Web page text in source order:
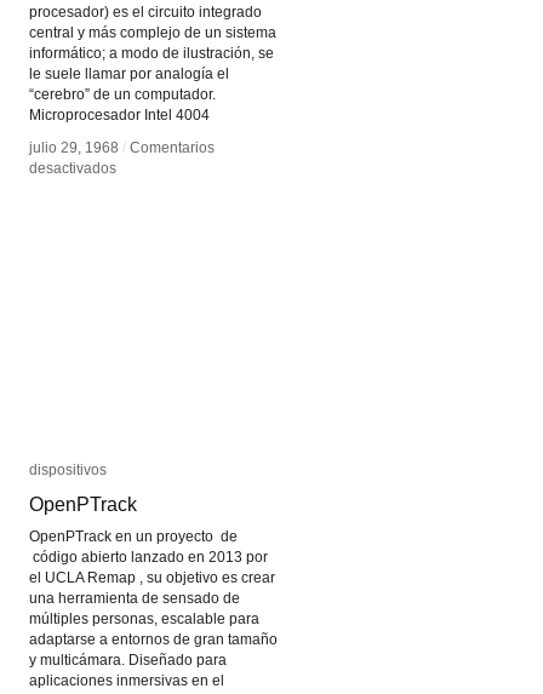
procesador) es el circuito integrado
central y más complejo de un sistema
informático; a modo de ilustración, se
le suele llamar por analogía el
“cerebro” de un computador.
Microprocesador Intel 4004
julio 29, 1968 / Comentarios
desactivadosen
julio 29, 1968 / Comentarios
desactivadosen
dispositivos
OpenPTrack
OpenPTrack en un proyecto de
código abierto lanzado en 2013 por
el UCLA Remap , su objetivo es crear
una herramienta de sensado de
múltiples personas, escalable para
adaptarse a entornos de gran tamaño
y multicámara. Diseñado para
aplicaciones inmersivas en el
dispositivos
OpenPTrack